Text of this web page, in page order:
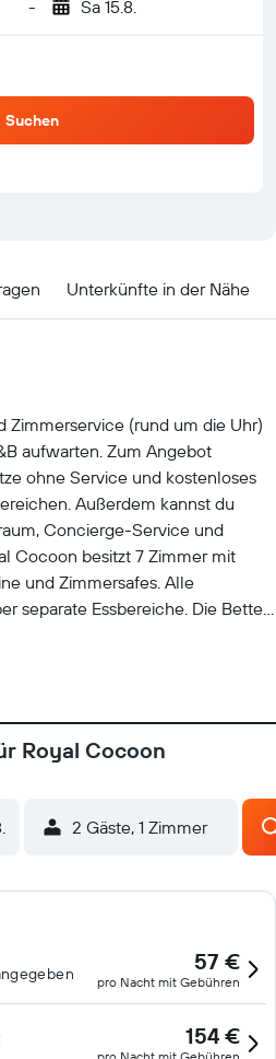
- Sa 15.8.
Suchen
Unterkünfte in der Nähe
Zimmerservice (rund um die Uhr)
aufwarten. Zum Angebot
ohne Service und kostenloses
Außerdem kannst du
Concierge-Service und
Cocoon besitzt 7 Zimmer mit
und Zimmersafes. Alle
separate Essbereiche. Die Betten
bieten die Zimmer die
technischen Geräte: Pay-TV. Zur
dir einen kostenlosen WLAN-
gehören Telefone und
Wasserkocher mit
wird jeden Abend und
Die unten aufgeführten
vor Ort oder in der Nähe
Royal Cocoon
2 Gäste, 1 Zimmer
57 €
pro Nacht mit Gebühren
154 €